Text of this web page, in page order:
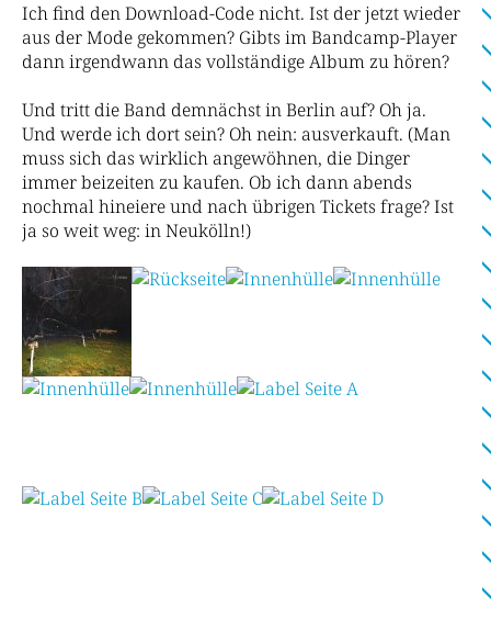
Ich find den Download-Code nicht. Ist der jetzt wieder
aus der Mode gekommen? Gibts im Bandcamp-Player
dann irgendwann das vollständige Album zu hören?
Und tritt die Band demnächst in Berlin auf? Oh ja.
Und werde ich dort sein? Oh nein: ausverkauft. (Man
muss sich das wirklich angewöhnen, die Dinger
immer beizeiten zu kaufen. Ob ich dann abends
nochmal hineiere und nach übrigen Tickets frage? Ist
ja so weit weg: in Neukölln!)